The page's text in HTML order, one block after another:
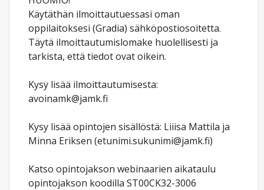
Käytäthän ilmoittautuessasi oman
oppilaitoksesi (Gradia) sähköpostiosoitetta.
Täytä ilmoittautumislomake huolellisesti ja
tarkista, että tiedot ovat oikein.
Kysy lisää ilmoittautumisesta:
avoinamk@jamk.fi
Kysy lisää opintojen sisällöstä: Liiisa Mattila ja
Minna Eriksen (etunimi.sukunimi@jamk.fi)
Katso opintojakson webinaarien aikataulu
opintojakson koodilla ST00CK32-3006